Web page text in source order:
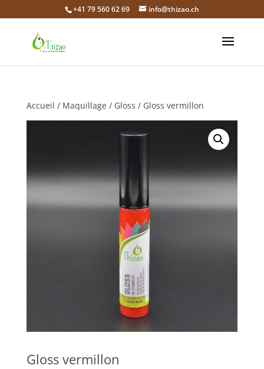
+41 79 560 62 69 info@thizao.ch
Accueil / Maquillage / Gloss / Gloss vermillon
Gloss vermillon